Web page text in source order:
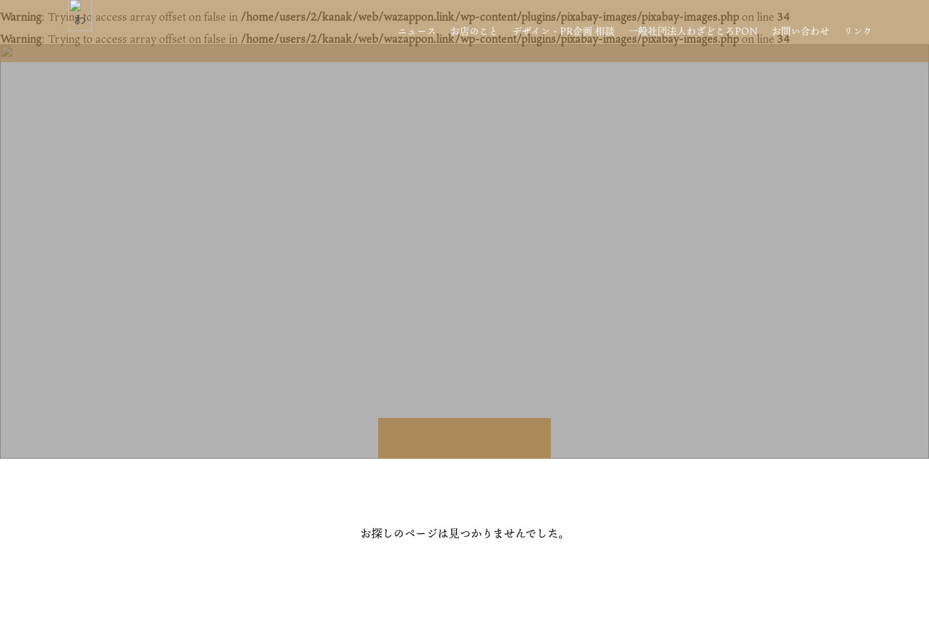
Warning: Trying to access array offset on false in /home/users/2/kanak/web/wazappon.link/wp-content/plugins/pixabay-images/pixabay-images.php on line 34
Warning: Trying to access array offset on false in /home/users/2/kanak/web/wazappon.link/wp-content/plugins/pixabay-images/pixabay-images.phpon line34
ニュース お店のこと デザイン・PR企画 相談 一般社団法人わざどころPON お問い合わせ リンク
お探しのページは見つかりませんでした。